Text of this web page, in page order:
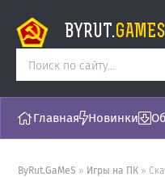
BYRUT.GAMES
Главная Новинки
ByRut.GaMeS » Игры на ПК » Скачать Rise